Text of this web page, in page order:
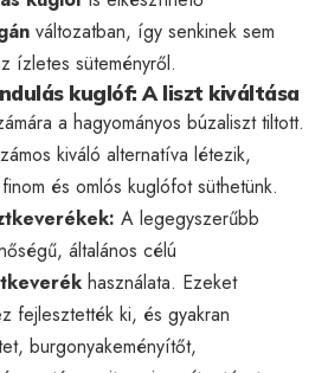
változatban, így senkinek sem
ízletes süteményről.
kuglóf: A liszt kiváltása
a hagyományos búzaliszt tiltott.
kiváló alternatíva létezik,
és omlós kuglófot süthetünk.
A legegyszerűbb
általános célú
használata. Ezeket
fejlesztették ki, és gyakran
burgonyakeményítőt,